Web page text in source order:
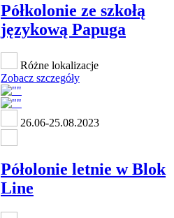
Półkolonie ze szkołą
językową Papuga
Różne lokalizacje
Zobacz szczegóły
26.06-25.08.2023
Półolonie letnie w Blok
Line